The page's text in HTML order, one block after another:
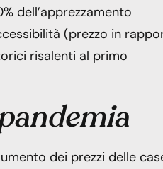
dell’apprezzamento
(prezzo in
risalenti al primo
dei prezzi delle